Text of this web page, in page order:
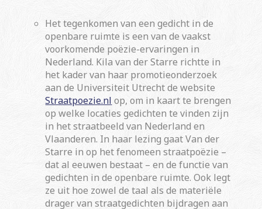
Het tegenkomen van een gedicht in de
openbare ruimte is een van de vaakst
voorkomende poëzie-ervaringen in
Nederland. Kila van der Starre richtte in
het kader van haar promotieonderzoek
aan de Universiteit Utrecht de website
Straatpoezie.nl op, om in kaart te brengen
op welke locaties gedichten te vinden zijn
in het straatbeeld van Nederland en
Vlaanderen. In haar lezing gaat Van der
Starre in op het fenomeen straatpoëzie –
dat al eeuwen bestaat – en de functie van
gedichten in de openbare ruimte. Ook legt
ze uit hoe zowel de taal als de materiële
drager van straatgedichten bijdragen aan